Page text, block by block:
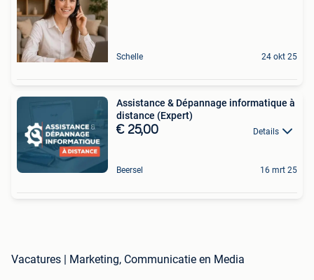
Schelle 24 okt 25
Assistance & Dépannage informatique à
distance (Expert)
€ 25,00 Details
Beersel 16 mrt 25
Vacatures | Marketing, Communicatie en Media